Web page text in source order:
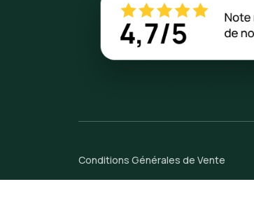
Conditions Générales de Vente